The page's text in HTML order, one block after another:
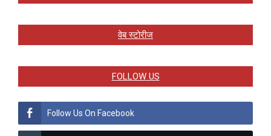
वेब स्टोरीज
FOLLOW US
Follow Us On Facebook